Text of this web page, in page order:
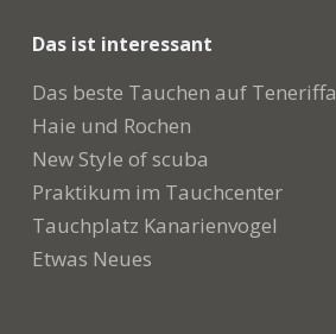
Das ist interessant
Das beste Tauchen auf Teneriffa
Haie und Rochen
New Style of scuba
Praktikum im Tauchcenter
Tauchplatz Kanarienvogel
Etwas Neues